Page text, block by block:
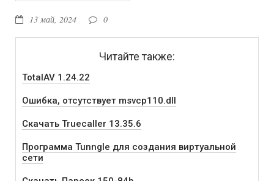
13 май, 2024 0
Читайте также:
TotalAV 1.24.22
Ошибка, отсутствует msvcp110.dll
Скачать Truecaller 13.35.6
Программа Tunngle для создания виртуальной
сети